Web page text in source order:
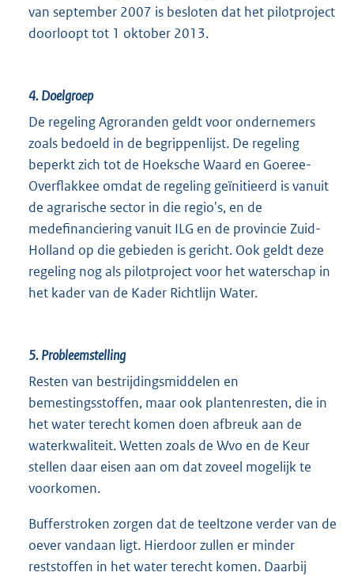
van september 2007 is besloten dat het pilotproject
doorloopt tot 1 oktober 2013.
4. Doelgroep
De regeling Agroranden geldt voor ondernemers
zoals bedoeld in de begrippenlijst. De regeling
beperkt zich tot de Hoeksche Waard en Goeree-
Overflakkee omdat de regeling geïnitieerd is vanuit
de agrarische sector in die regio's, en de
medefinanciering vanuit ILG en de provincie Zuid-
Holland op die gebieden is gericht. Ook geldt deze
regeling nog als pilotproject voor het waterschap in
het kader van de Kader Richtlijn Water.
5. Probleemstelling
Resten van bestrijdingsmiddelen en
bemestingsstoffen, maar ook plantenresten, die in
het water terecht komen doen afbreuk aan de
waterkwaliteit. Wetten zoals de Wvo en de Keur
stellen daar eisen aan om dat zoveel mogelijk te
voorkomen.
Bufferstroken zorgen dat de teeltzone verder van de
oever vandaan ligt. Hierdoor zullen er minder
reststoffen in het water terecht komen. Daarbij